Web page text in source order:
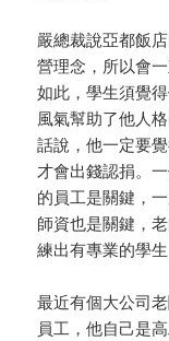
嚴總裁說亞都飯
營理念，所以會
如此，學生須覺
風氣幫助了他人
話說，他一定要
才會出錢認捐。
的員工是關鍵，
師資也是關鍵，
練出有專業的學生
最近有個大公司
員工，他自己是